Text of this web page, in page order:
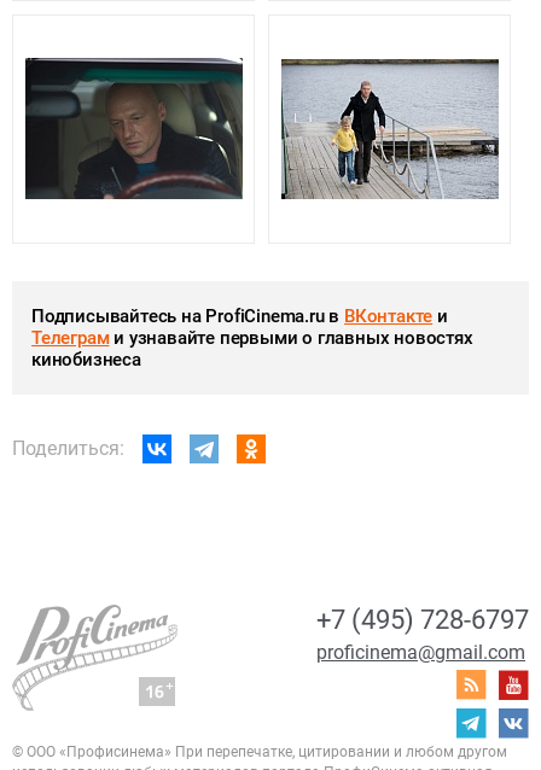
Подписывайтесь на ProfiCinema.ru в ВКонтакте и
Телеграми узнавайте первыми о главных новостях
кинобизнеса
Поделиться:
+7 (495) 728-6797
proficinema@gmail.com
© ООО «Профисинема» При перепечатке, цитировании и любом другом